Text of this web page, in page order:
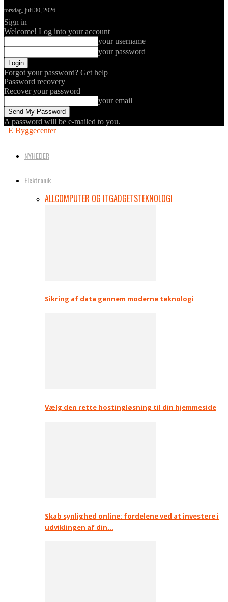
torsdag, juli 30, 2026
Sign in
Welcome! Log into your account
your username
your password
Forgot your password? Get help
Password recovery
Recover your password
your email
A password will be e-mailed to you.
E Byggecenter
NYHEDER
Elektronik
ALLCOMPUTER OG ITGADGETSTEKNOLOGI
Sikring af data gennem moderne teknologi
Vælg den rette hostingløsning til din hjemmeside
Skab synlighed online: fordelene ved at investere i
udviklingen af din…